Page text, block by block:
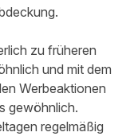
zu früheren
und mit dem
Werbeaktionen
gewöhnlich.
regelmäßig